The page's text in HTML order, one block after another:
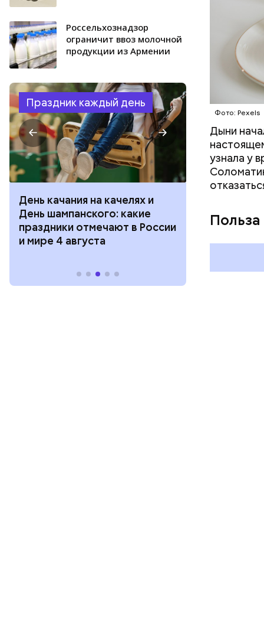
Россельхознадзор
ограничит ввоз молочной
продукции из Армении
Праздник каждый день
День качания на качелях и
День шампанского: какие
праздники отмечают в России
и мире 4 августа
с зеркалом:
отмечают в
августа
Фото: Pexels
Дыни
узнала у